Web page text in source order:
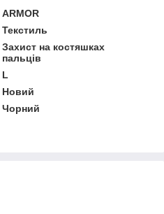
ARMOR
Текстиль
Захист на костяшках
пальців
L
Новий
Чорний